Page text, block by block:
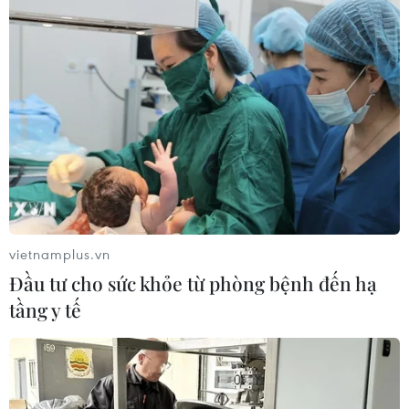
07/08/2026 07:28
Di dời hộ dân bị ảnh hưởng bụi, mùi
khét, tiếng ồn từ Trung tâm Điện lực
Vĩnh Tân
07/08/2026 07:10
Xem thêm
CƠ QUAN CHỦ QUẢN: THÔNG TẤN XÃ VIỆT NAM
vietnamplus.vn
Đầu tư cho sức khỏe từ phòng bệnh đến hạ
tầng y tế